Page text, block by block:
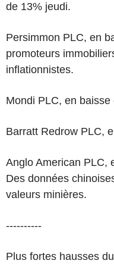
de 13% jeudi.
Persimmon PLC, en
promoteurs
inflationnistes.
Mondi PLC, en
Barratt Redrow PLC,
Anglo American PLC,
Des données
valeurs minières.
----------
Plus fortes hausses